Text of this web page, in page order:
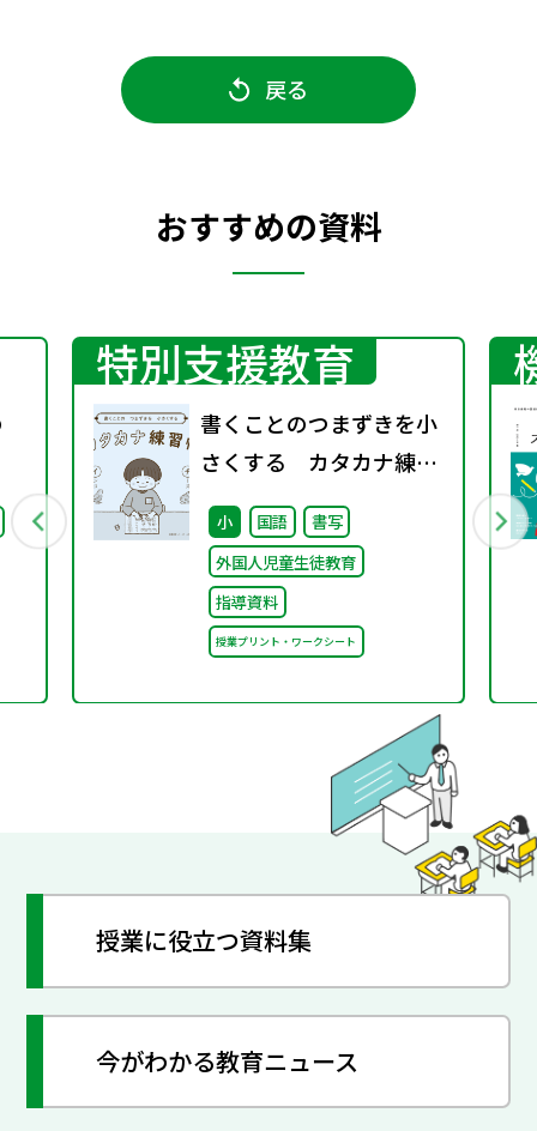
戻る
おすすめの資料
特別支援教育
書くことのつまずきを小
さくする カタカナ練習
帳
小 国語
書写
外国人児童生徒教育
指導資料
授業プリント・ワークシート
授業に役立つ資料集
今がわかる教育ニュース